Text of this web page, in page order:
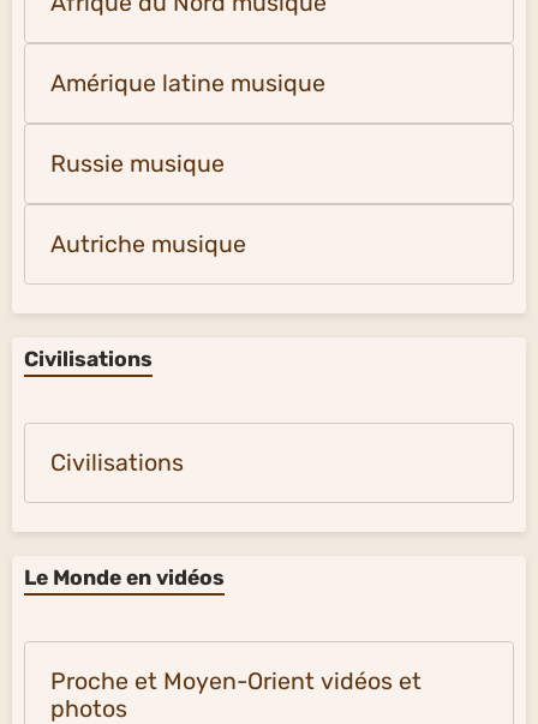
Amérique latine musique
Russie musique
Autriche musique
Civilisations
Civilisations
Le Monde en vidéos
Proche et Moyen-Orient vidéos et
photos